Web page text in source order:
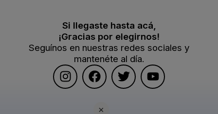
×
Si llegaste hasta acá,
¡Gracias por elegirnos!
Seguínos en nuestras redes sociales y
mantenéte al día.